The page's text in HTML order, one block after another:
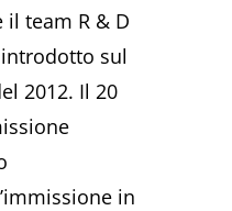
il team R & D
sul
2012. Il 20
in